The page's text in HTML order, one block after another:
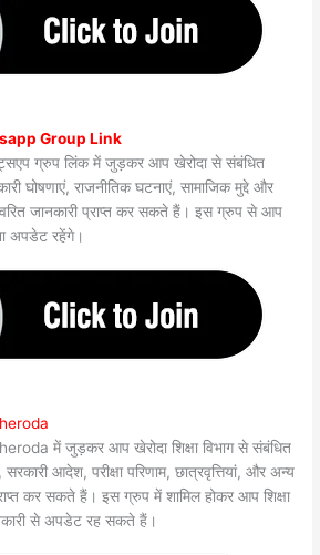
Group Link
ग्रुप लिंक में जुड़कर आप खेरोदा से संबंधित
घोषणाएं, राजनीतिक घटनाएं, सामाजिक मुद्दे और
जानकारी प्राप्त कर सकते हैं। इस ग्रुप से आप
अपडेट रहेंगे।
में जुड़कर आप खेरोदा शिक्षा विभाग से संबंधित
सरकारी आदेश, परीक्षा परिणाम, छात्रवृत्तियां, और अन्य
कर सकते हैं। इस ग्रुप में शामिल होकर आप शिक्षा
से अपडेट रह सकते हैं।